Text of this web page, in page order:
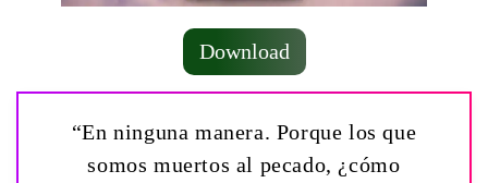
Download
“En ninguna manera. Porque los que
somos muertos al pecado, ¿cómo